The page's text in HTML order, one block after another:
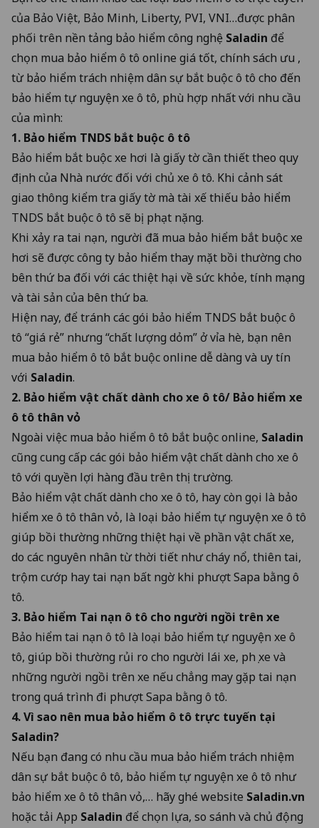
của Bảo Việt, Bảo Minh, Liberty, PVI, VNI…được phân
phối trên nền tảng bảo hiểm công nghệ Saladin để
chọn mua bảo hiểm ô tô online giá tốt, chính sách ưu ,
từ bảo hiểm trách nhiệm dân sự bắt buộc ô tô cho đến
bảo hiểm tự nguyện xe ô tô, phù hợp nhất với nhu cầu
của mình:
1. Bảo hiểm TNDS bắt buộc ô tô
Bảo hiểm bắt buộc xe hơi là giấy tờ cần thiết theo quy
định của Nhà nước đối với chủ xe ô tô. Khi cảnh sát
giao thông kiểm tra giấy tờ mà tài xếthiếu bảo hiểm
TNDS bắt buộc ô tô sẽ bị phạt nặng.
Khi xảy ra tai nạn, người đã mua bảo hiểm bắt buộc xe
hơi sẽ được công ty bảo hiểm thay mặt bồi thường cho
bên thứ ba đối với các thiệt hại về sức khỏe, tính mạng
và tài sản của bên thứ ba.
Hiện nay, để tránh các gói bảo hiểm TNDS bắt buộc ô
tô “giá rẻ” nhưng “chất lượng dỏm” ở vỉa hè, bạn nên
mua bảo hiểm ô tô bắt buộc online dễ dàng và uy tín
với Saladin.
2. Bảo hiểm vật chất dành cho xe ô tô/ Bảo hiểm xe
ô tô thân vỏ
Ngoài việc mua bảo hiểm ô tô bắt buộc online, Saladin
cũng cung cấp các gói bảo hiểm vật chất dành cho xe ô
tô với quyền lợi hàng đầu trên thị trường.
Bảo hiểm vật chất dành cho xe ô tô, hay còn gọi là bảo
hiểm xe ô tô thân vỏ, là loại bảo hiểm tự nguyện xe ô tô
giúp bồi thường những thiệt hại về phần vật chất xe,
do các nguyên nhân từ thời tiết như cháy nổ, thiên tai,
trộm cướp hay tai nạn bất ngờ khi phượt Sapa bằng ô
tô.
3. Bảo hiểm Tai nạn ô tô cho người ngồi trên xe
Bảo hiểm tai nạn ô tô là loại bảo hiểm tự nguyện xe ô
tô, giúp bồi thường rủi ro cho người lái xe, phụ xe và
những người ngồi trên xe nếu chẳng may gặp tai nạn
trong quá trình đi phượt Sapa bằng ô tô.
4. Vì sao nên mua bảo hiểm ô tô trực tuyến tại
Saladin?
Nếu bạn đang có nhu cầu mua bảo hiểm trách nhiệm
dân sự bắt buộc ô tô, bảo hiểm tự nguyện xe ô tô như ​​
bảo hiểm xe ô tô thân vỏ,… hãy ghé website Saladin.vn
hoặc tải App Saladin để chọn lựa, so sánh và chủ động